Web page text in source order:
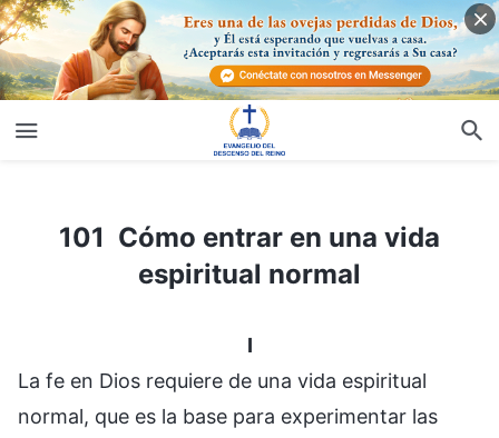
101 Cómo entrar en una vida espiritual normal
101 Cómo entrar en una vida
espiritual normal
I
La fe en Dios requiere de una vida espiritual
normal, que es la base para experimentar las